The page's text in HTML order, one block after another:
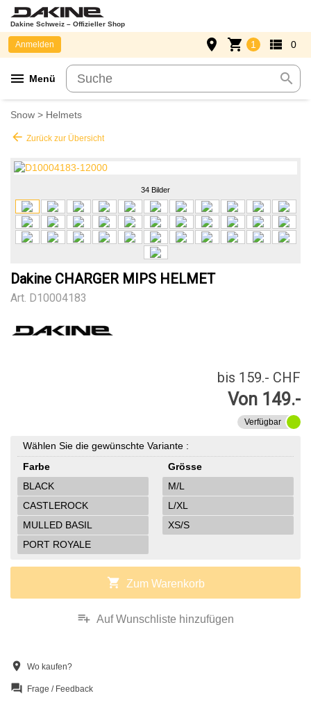
Dakine Schweiz – Offizieller Shop
menu Menü search
Anmelden place shopping_cart 1 view_list 0
Snow > Helmets
arrow_back Zurück zur Übersicht
34 Bilder
Dakine CHARGER MIPS HELMET
Art. D10004183
bis 159.- CHF
Von 149.-
Verfügbar
Wählen Sie die gewünschte Variante :
Farbe
BLACK
CASTLEROCK
MULLED BASIL
PORT ROYALE
Grösse
M/L
L/XL
XS/S
shopping_cart Zum Warenkorb
playlist_add Auf Wunschliste hinzufügen
location_on Wo kaufen?
question_answer Frage / Feedback